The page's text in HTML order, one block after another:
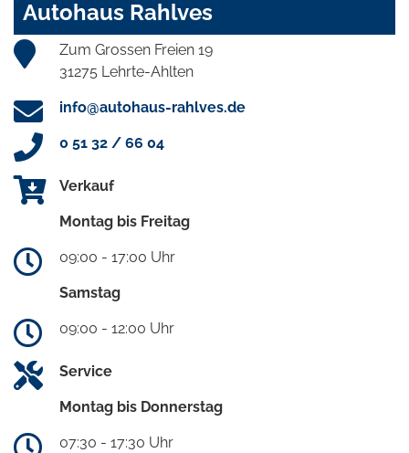
Autohaus Rahlves
Zum Grossen Freien 19
31275 Lehrte-Ahlten
info@autohaus-rahlves.de
0 51 32 / 66 04
Verkauf
Montag bis Freitag
09:00 - 17:00 Uhr
Samstag
09:00 - 12:00 Uhr
Service
Montag bis Donnerstag
07:30 - 17:30 Uhr